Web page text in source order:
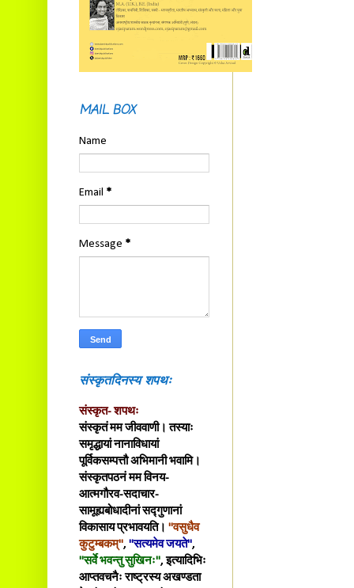
MAIL BOX
Name
Email *
Message *
संस्कृतदिनस्य शपथः
संस्कृत- शपथः
संस्कृतं मम जीववाणी। तस्याः
समृद्धायां नानाविधायां
पूर्विकसम्पत्तौ अभिमानी भवामि।
संस्कृतपठनं मम विनय-
आत्मगौरव-सदाचार-
सामूह्यबोधादीनां सद्गुणानां
विकासाय प्रभावयति। "वसुधैव
कुटुम्बकम्", "सत्यमेव जयते",
"सर्वे भवन्तु सुखिनः", इत्यादिभिः
आप्तवचनैः राष्ट्रस्य अखण्डता